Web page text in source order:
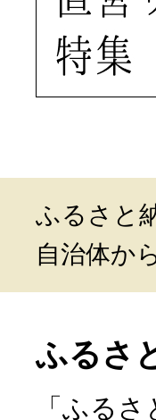
ふるさと
自治体か
ふるさ
「ふる